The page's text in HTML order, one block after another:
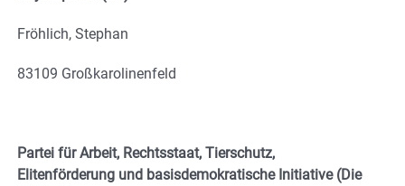
Fröhlich, Stephan
83109 Großkarolinenfeld
Partei für Arbeit, Rechtsstaat, Tierschutz,
Elitenförderung und basisdemokratische Initiative (Die